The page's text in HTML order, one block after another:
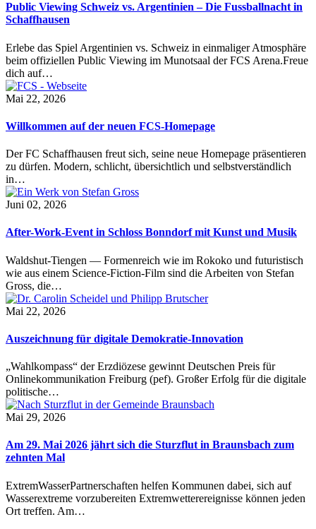
Public Viewing Schweiz vs. Argentinien – Die Fussballnacht in
Schaffhausen
Erlebe das Spiel Argentinien vs. Schweiz in einmaliger Atmosphäre
beim offiziellen Public Viewing im Munotsaal der FCS Arena.Freue
dich auf…
Mai 22, 2026
Willkommen auf der neuen FCS-Homepage
Der FC Schaffhausen freut sich, seine neue Homepage präsentieren
zu dürfen. Modern, schlicht, übersichtlich und selbstverständlich
in…
Juni 02, 2026
After-Work-Event in Schloss Bonndorf mit Kunst und Musik
Waldshut-Tiengen — Formenreich wie im Rokoko und futuristisch
wie aus einem Science-Fiction-Film sind die Arbeiten von Stefan
Gross, die…
Mai 22, 2026
Auszeichnung für digitale Demokratie-Innovation
„Wahlkompass“ der Erzdiözese gewinnt Deutschen Preis für
Onlinekommunikation Freiburg (pef). Großer Erfolg für die digitale
politische…
Mai 29, 2026
Am 29. Mai 2026 jährt sich die Sturzflut in Braunsbach zum
zehnten Mal
ExtremWasserPartnerschaften helfen Kommunen dabei, sich auf
Wasserextreme vorzubereiten Extremwetterereignisse können jeden
Ort treffen. Am…